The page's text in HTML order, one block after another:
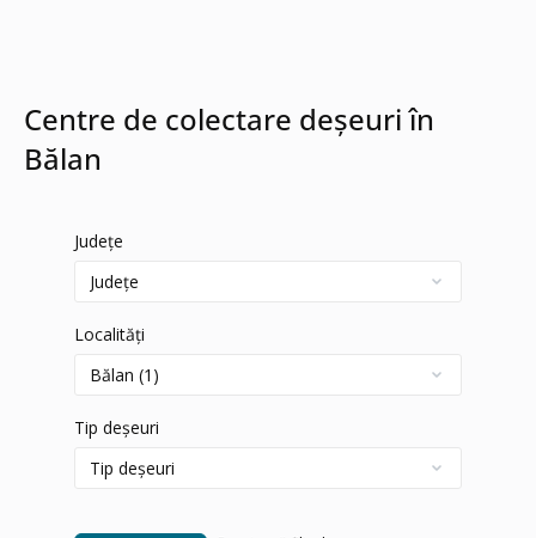
Centre de colectare deșeuri în
Bălan
Județe
Localități
Tip deșeuri